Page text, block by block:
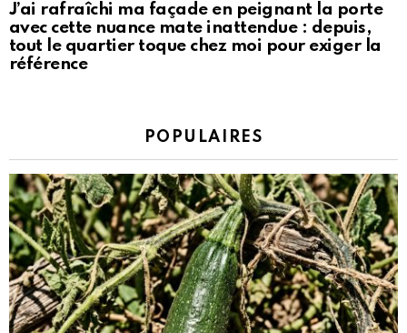
J’ai rafraîchi ma façade en peignant la porte
avec cette nuance mate inattendue : depuis,
tout le quartier toque chez moi pour exiger la
référence
POPULAIRES